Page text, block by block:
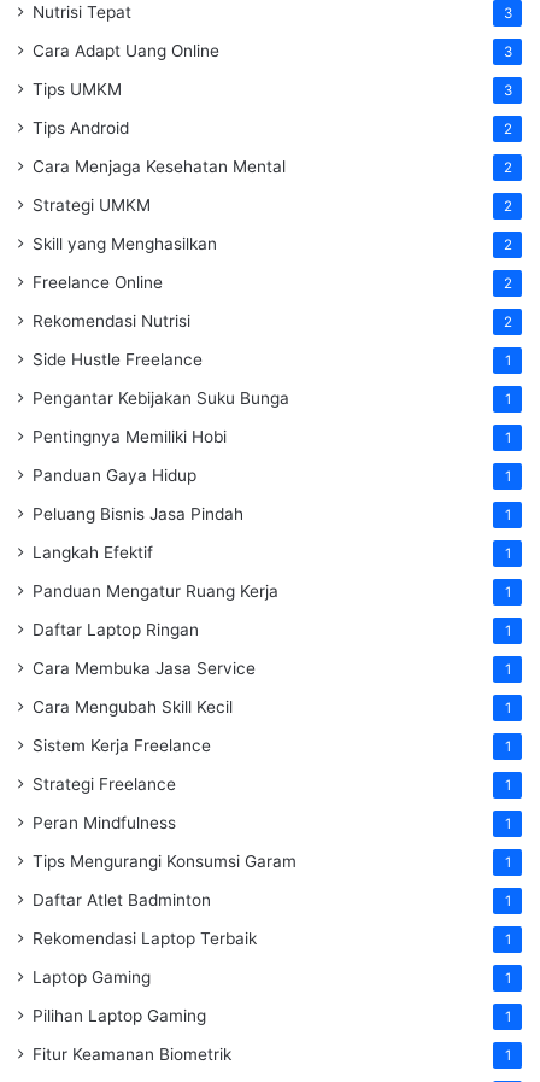
Nutrisi Tepat 3
Cara Adapt Uang Online 3
Tips UMKM 3
Tips Android 2
Cara Menjaga Kesehatan Mental 2
Strategi UMKM 2
Skill yang Menghasilkan 2
Freelance Online 2
Rekomendasi Nutrisi 2
Side Hustle Freelance 1
Pengantar Kebijakan Suku Bunga 1
Pentingnya Memiliki Hobi 1
Panduan Gaya Hidup 1
Peluang Bisnis Jasa Pindah 1
Langkah Efektif 1
Panduan Mengatur Ruang Kerja 1
Daftar Laptop Ringan 1
Cara Membuka Jasa Service 1
Cara Mengubah Skill Kecil 1
Sistem Kerja Freelance 1
Strategi Freelance 1
Peran Mindfulness 1
Tips Mengurangi Konsumsi Garam 1
Daftar Atlet Badminton 1
Rekomendasi Laptop Terbaik 1
Laptop Gaming 1
Pilihan Laptop Gaming 1
Fitur Keamanan Biometrik 1